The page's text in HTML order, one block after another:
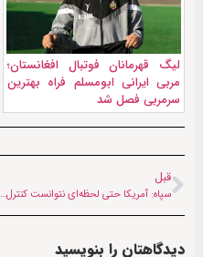
لیگ قهرمانان فوتبال افغانستان؛
مربی ایرانی ابومسلم فراه بهترین
سرمربی فصل شد
قبل
سپاه: آمریکا حتی لحظه‌ای نتوانست کنترل تنگه هرمز را از ایران بگیرد
دیدگاهتان را بنویسید